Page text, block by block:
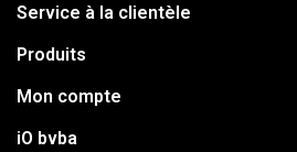
Service à la clientèle
Produits
Mon compte
iO bvba